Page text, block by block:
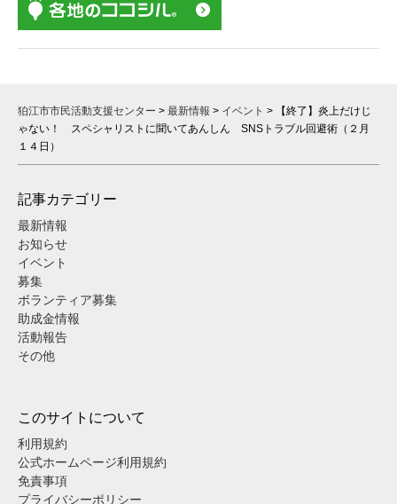
狛江市市民活動支援センター > 最新情報 > イベント >
【終了】炎上だけじ
ゃない！ スペシャリストに聞いてあんしん SNSトラブル回避術（２月
１４日）
記事カテゴリー
最新情報
お知らせ
イベント
募集
ボランティア募集
助成金情報
活動報告
その他
このサイトについて
利用規約
公式ホームページ利用規約
免責事項
プライバシーポリシー